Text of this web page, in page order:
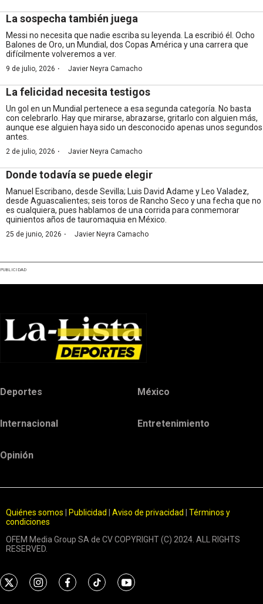
La sospecha también juega
Messi no necesita que nadie escriba su leyenda. La escribió él. Ocho
Balones de Oro, un Mundial, dos Copas América y una carrera que
difícilmente volveremos a ver.
9 de julio, 2026 · Javier Neyra Camacho
La felicidad necesita testigos
Un gol en un Mundial pertenece a esa segunda categoría. No basta
con celebrarlo. Hay que mirarse, abrazarse, gritarlo con alguien más,
aunque ese alguien haya sido un desconocido apenas unos segundos
antes.
2 de julio, 2026 · Javier Neyra Camacho
Donde todavía se puede elegir
Manuel Escribano, desde Sevilla; Luis David Adame y Leo Valadez,
desde Aguascalientes; seis toros de Rancho Seco y una fecha que no
es cualquiera, pues hablamos de una corrida para conmemorar
quinientos años de tauromaquia en México.
25 de junio, 2026 · Javier Neyra Camacho
PUBLICIDAD
Deportes México
Internacional Entretenimiento
Opinión
Quiénes somos Publicidad Aviso de privacidad
Términos y
condiciones
OFEM Media Group SA de CV COPYRIGHT (C) 2024. ALL RIGHTS
RESERVED.
t
i
f
t
y